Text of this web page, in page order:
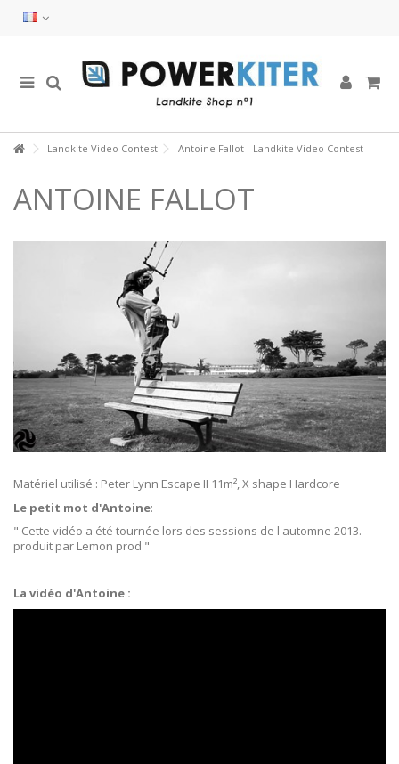
Landkite Video Contest Antoine Fallot - Landkite Video Contest
ANTOINE FALLOT
Matériel utilisé : Peter Lynn Escape II 11m², X shape Hardcore
Le petit mot d'Antoine:
" Cette vidéo a été tournée lors des sessions de l'automne 2013.
produit par Lemon prod "
La vidéo d'Antoine :